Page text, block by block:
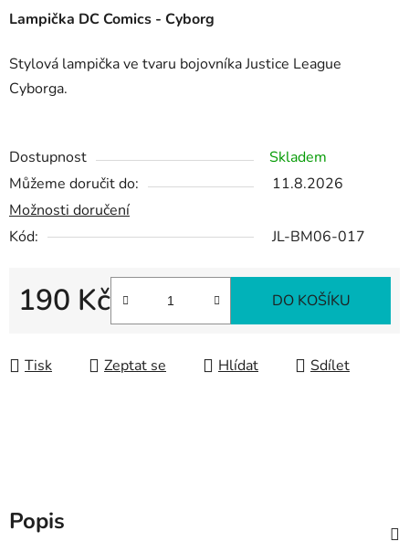
Lampička DC Comics - Cyborg
Stylová lampička ve tvaru bojovníka Justice League
Cyborga.
Dostupnost
Skladem
Můžeme doručit do:
11.8.2026
Možnosti doručení
Kód:
JL-BM06-017
190 Kč DO KOŠÍKU
Tisk Zeptat se Hlídat Sdílet
Popis